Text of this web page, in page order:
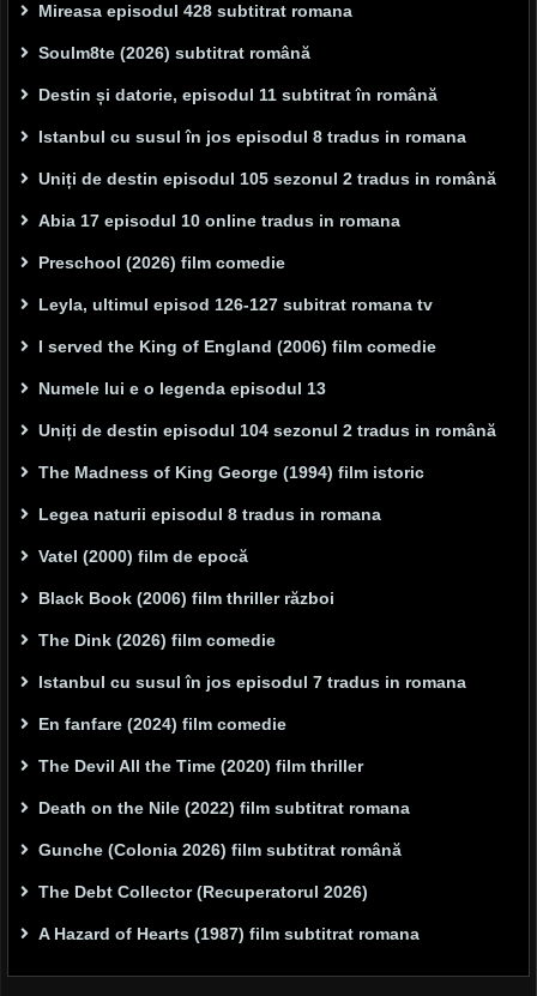
Mireasa episodul 428 subtitrat romana
Soulm8te (2026) subtitrat română
Destin și datorie, episodul 11 subtitrat în română
Istanbul cu susul în jos episodul 8 tradus in romana
Uniți de destin episodul 105 sezonul 2 tradus in română
Abia 17 episodul 10 online tradus in romana
Preschool (2026) film comedie
Leyla, ultimul episod 126-127 subitrat romana tv
I served the King of England (2006) film comedie
Numele lui e o legenda episodul 13
Uniți de destin episodul 104 sezonul 2 tradus in română
The Madness of King George (1994) film istoric
Legea naturii episodul 8 tradus in romana
Vatel (2000) film de epocă
Black Book (2006) film thriller război
The Dink (2026) film comedie
Istanbul cu susul în jos episodul 7 tradus in romana
En fanfare (2024) film comedie
The Devil All the Time (2020) film thriller
Death on the Nile (2022) film subtitrat romana
Gunche (Colonia 2026) film subtitrat română
The Debt Collector (Recuperatorul 2026)
A Hazard of Hearts (1987) film subtitrat romana